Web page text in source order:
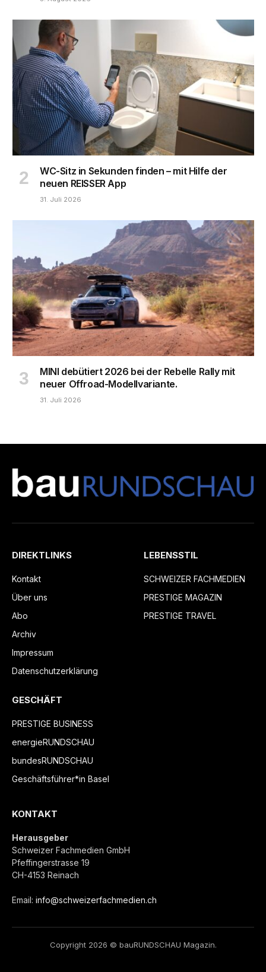
WC-Sitz in Sekunden finden – mit Hilfe der
neuen REISSER App
31. Juli 2026
MINI debütiert 2026 bei der Rebelle Rally mit
neuer Offroad-Modellvariante.
31. Juli 2026
DIREKTLINKS
Kontakt
Über uns
Abo
Archiv
Impressum
Datenschutzerklärung
LEBENSSTIL
SCHWEIZER FACHMEDIEN
PRESTIGE MAGAZIN
PRESTIGE TRAVEL
GESCHÄFT
PRESTIGE BUSINESS
energieRUNDSCHAU
bundesRUNDSCHAU
Geschäftsführer*in Basel
KONTAKT
Herausgeber
Schweizer Fachmedien GmbH
Pfeffingerstrasse 19
CH-4153 Reinach
Email: info@schweizerfachmedien.ch
Copyright 2026 © bauRUNDSCHAU Magazin.